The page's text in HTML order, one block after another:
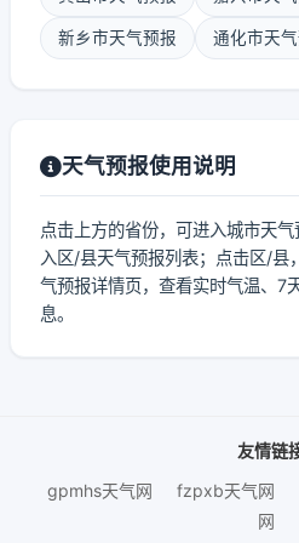
新乡市天气预报 通化市天
天气预报使用说明
点击上方的省份，可进入城市天
入区/县天气预报列表；点击区/县
气预报详情页，查看实时气温、7
息。
友情链
gpmhs天气网
fzpxb天气网
网